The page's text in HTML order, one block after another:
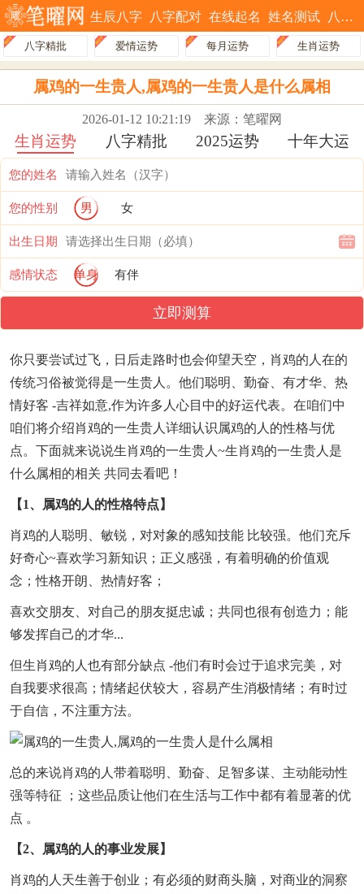
生辰八字 八字配对 在线起名 姓名测试 八字排盘
八字精批 爱情运势 每月运势 生肖运势
属鸡的一生贵人,属鸡的一生贵人是什么属相
2026-01-12 10:21:19 来源：笔曜网
生肖运势 八字精批 2025运势 十年大运
您的姓名
您的性别 男 女
出生日期
感情状态 单身 有伴
立即测算
你只要尝试过飞，日后走路时也会仰望天空，肖鸡的人在的
传统习俗被觉得是一生贵人。他们聪明、勤奋、有才华、热
情好客 -吉祥如意,作为许多人心目中的好运代表。在咱们中
咱们将介绍肖鸡的一生贵人详细认识属鸡的人的性格与优
点。下面就来说说生肖鸡的一生贵人~生肖鸡的一生贵人是
什么属相的相关 共同去看吧！
【1、属鸡的人的性格特点】
肖鸡的人聪明、敏锐，对对象的感知技能 比较强。他们充斥
好奇心~喜欢学习新知识；正义感强，有着明确的价值观
念；性格开朗、热情好客；
喜欢交朋友、对自己的朋友挺忠诚；共同也很有创造力；能
够发挥自己的才华...
但生肖鸡的人也有部分缺点 -他们有时会过于追求完美，对
自我要求很高；情绪起伏较大，容易产生消极情绪；有时过
于自信，不注重方法。
总的来说肖鸡的人带着聪明、勤奋、足智多谋、主动能动性
强等特征 ；这些品质让他们在生活与工作中都有着显著的优
点 。
【2、属鸡的人的事业发展】
肖鸡的人天生善于创业；有必须的财商头脑，对商业的洞察